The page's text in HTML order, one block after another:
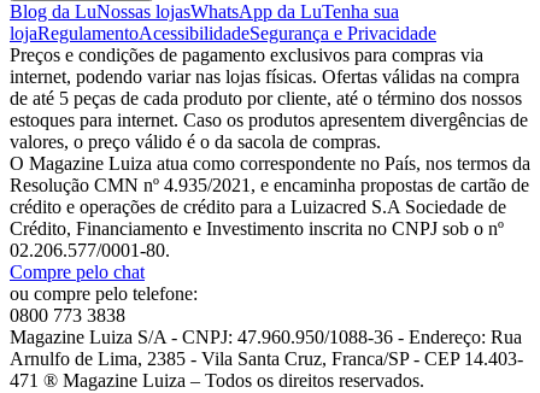
Blog da LuNossas lojasWhatsApp da LuTenha sua
lojaRegulamentoAcessibilidadeSegurança e Privacidade
Preços e condições de pagamento exclusivos para compras via
internet, podendo variar nas lojas físicas. Ofertas válidas na compra
de até 5 peças de cada produto por cliente, até o término dos nossos
estoques para internet. Caso os produtos apresentem divergências de
valores, o preço válido é o da sacola de compras.
O Magazine Luiza atua como correspondente no País, nos termos da
Resolução CMN nº 4.935/2021, e encaminha propostas de cartão de
crédito e operações de crédito para a Luizacred S.A Sociedade de
Crédito, Financiamento e Investimento inscrita no CNPJ sob o nº
02.206.577/0001-80.
Compre pelo chat
ou compre pelo telefone:
0800 773 3838
Magazine Luiza S/A - CNPJ: 47.960.950/1088-36 - Endereço: Rua
Arnulfo de Lima, 2385 - Vila Santa Cruz, Franca/SP - CEP 14.403-
471 ® Magazine Luiza – Todos os direitos reservados.